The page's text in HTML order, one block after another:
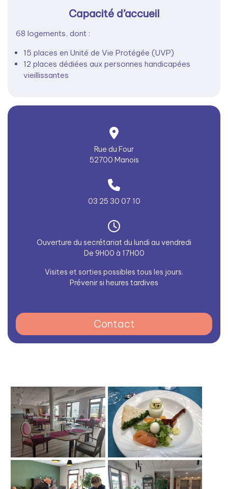
Capacité d’accueil
68 logements, dont :
15 places en Unité de Vie Protégée (UVP)
12 places dédiées aux personnes handicapées
vieillissantes
Rue du Four
52700 Manois
03 25 30 07 10
Ouverture du secrétariat du lundi au vendredi
De 9H00 à 17H00
Visites et sorties possibles tous les jours.
Prévenir si heures tardives
Contact